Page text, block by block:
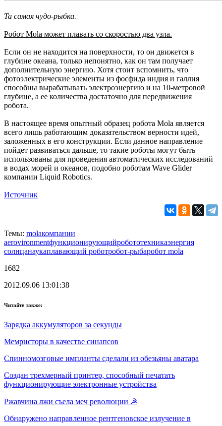
Та самая чудо-рыбка.
Робот Mola может плавать со скоростью два узла.
Если он не находится на поверхности, то он движется в
глубине океана, только непонятно, как он там получает
дополнительную энергию. Хотя стоит вспомнить, что
фотоэлектрические элементы из фосфида индия и галлия
способны вырабатывать электроэнергию и на 10-метровой
глубине, а ее количества достаточно для передвижения
робота.
В настоящее время опытный образец робота Mola является
всего лишь работающим доказательством верности идей,
заложенных в его конструкции. Если данное направление
пойдет развиваться дальше, то такие роботы могут быть
использованы для проведения автоматических исследований
в водах морей и океанов, подобно роботам Wave Glider
компании Liquid Robotics.
Источник
Темы: molaкомпании
aerovironmentфункционирующийробототехникаэнергия
солнцанаукаплавающий роботробот-рыбаробот mola
1682
2012.09.06 13:01:38
Читайте также:
Зарядка аккумуляторов за секунды
Мемристоры в качестве синапсов
Спинномозговые импланты сделали из обезьяны аватара
Создан трехмерный принтер, способный печатать
функционирующие электронные устройства
Ржавчина лжи съела меч революции ☭
Обнаружено направленное рентгеновское излучение в